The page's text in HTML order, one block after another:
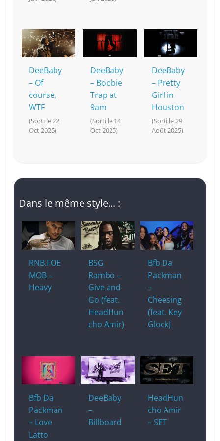
DeeBaby
– Of
course,
WTF
(Sorti le 22
Oct 2025)
DeeBaby
– Boobie
Trap at
9am
(Sorti le 14
Oct 2025)
DeeBaby
– Pretty
Girl in
Houston
(Sorti le 29
Août 2025)
Dans le même style... :
RNB.FOE
MOB –
Heavy
BSG
Rambo –
Give and
Go (feat.
HeadHun
cho Amir)
Bfb Da
Packman
–
Cheesing
(feat. Key
Glock)
Bfb Da
Packman
– Love
Latto
DeeBaby
–
Billboard
HeadHun
cho Amir
– SET